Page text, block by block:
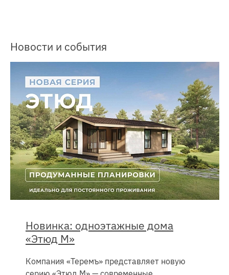
Новости и события
Новинка: одноэтажные дома
«Этюд М»
Компания «Теремъ» представляет новую